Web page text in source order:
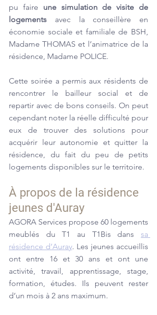
pu faire une simulation de visite de
logements avec la conseillère en
économie sociale et familiale de BSH,
Madame THOMAS et l’animatrice de la
résidence, Madame POLICE.
Cette soirée a permis aux résidents de
rencontrer le bailleur social et de
repartir avec de bons conseils. On peut
cependant noter la réelle difficulté pour
eux de trouver des solutions pour
acquérir leur autonomie et quitter la
résidence, du fait du peu de petits
logements disponibles sur le territoire.
À propos de la résidence
jeunes d'Auray
AGORA Services propose 60 logements
meublés du T1 au T1Bis dans sa
résidence d’Auray. Les jeunes accueillis
ont entre 16 et 30 ans et ont une
activité, travail, apprentissage, stage,
formation, études. Ils peuvent rester
d’un mois à 2 ans maximum.